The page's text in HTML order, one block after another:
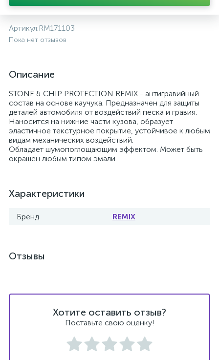
Артикул:RM171103
Пока нет отзывов
Описание
STONE & CHIP PROTECTION REMIX - антигравийный
состав на основе каучука. Предназначен для защиты
деталей автомобиля от воздействий песка и гравия.
Наносится на нижние части кузова, образует
эластичное текстурное покрытие, устойчивое к любым
видам механических воздействий.
Обладает шумопоглощающим эффектом. Может быть
окрашен любым типом эмали.
Характеристики
Бренд REMIX
Отзывы
Хотите оставить отзыв?
Поставьте свою оценку!